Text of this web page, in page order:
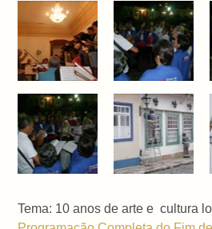
Tema: 10 anos de arte e cultura